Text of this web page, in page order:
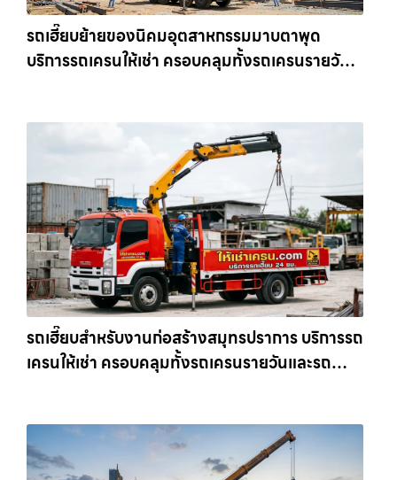
รถเฮี๊ยบย้ายของนิคมอุตสาหกรรมมาบตาพุด
บริการรถเครนให้เช่า ครอบคลุมทั้งรถเครนรายวัน
รถเฮี๊ยบสำหรับงานก่อสร้างสมุทรปราการ บริการรถ
เครนให้เช่า ครอบคลุมทั้งรถเครนรายวันและรถ